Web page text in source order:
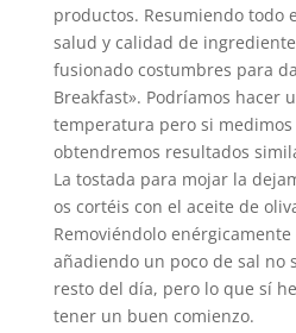
productos. Resumiendo todo
salud y calidad de
fusionado costumbres para
Breakfast». Podríamos hacer
temperatura pero si
obtendremos resultados
La tostada para mojar la
os cortéis con el aceite de
Removiéndolo
añadiendo un poco de sal no
resto del día, pero lo que sí
tener un buen comienzo.